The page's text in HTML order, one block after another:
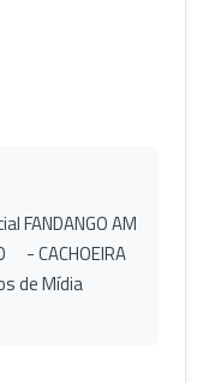
FANDANGO AM
- CACHOEIRA
de Mídia